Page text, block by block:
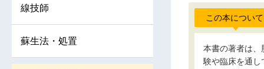
この本について
本書の著者は、
験や臨床を通し
線技師
蘇生法・処置